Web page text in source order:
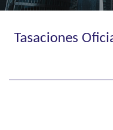
Tasaciones